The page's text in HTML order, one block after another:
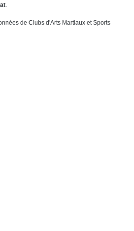
.
de Clubs d'Arts Martiaux et Sports